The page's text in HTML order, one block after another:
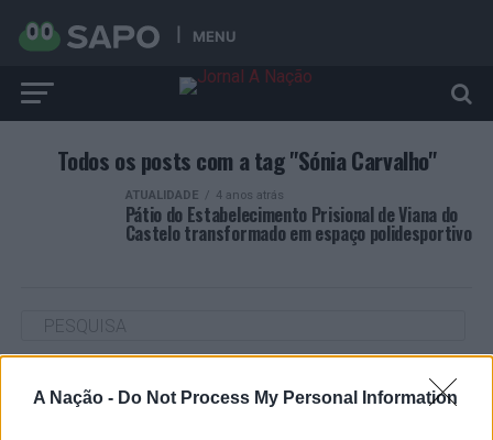
A Nação - Do Not Process My Personal Information
MENU
Todos os posts com a tag "Sónia Carvalho"
ATUALIDADE 4 anos atrás
Pátio do Estabelecimento Prisional de Viana do
Castelo transformado em espaço polidesportivo
ARTIGOS RECENTES